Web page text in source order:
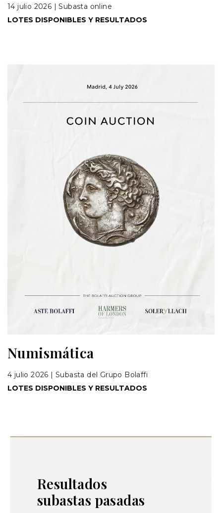
14 julio 2026 | Subasta online
LOTES DISPONIBLES Y RESULTADOS
Numismática
4 julio 2026 | Subasta del Grupo Bolaffi
LOTES DISPONIBLES Y RESULTADOS
Resultados
subastas pasadas